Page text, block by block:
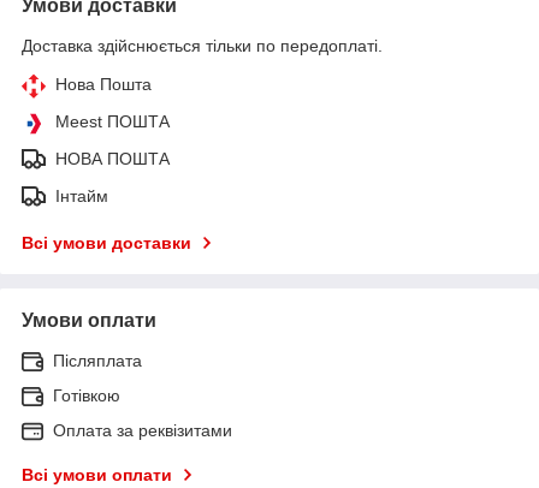
Умови доставки
Доставка здійснюється тільки по передоплаті.
Нова Пошта
Meest ПОШТА
НОВА ПОШТА
Інтайм
Всі умови доставки
Умови оплати
Післяплата
Готівкою
Оплата за реквізитами
Всі умови оплати